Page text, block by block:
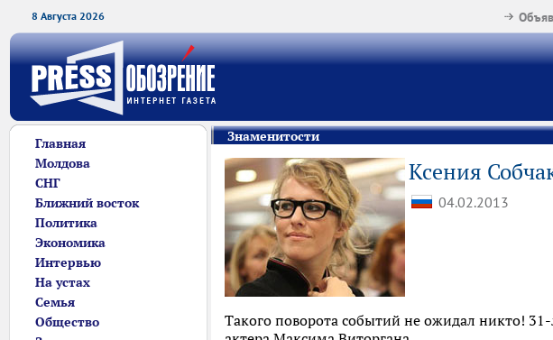
8 Августа 2026
Главная
Молдова
СНГ
Ближний восток
Политика
Экономика
Интервью
На устах
Семья
Общество
Знаменитости
Ксения
04.02.2013
Такого поворота событий не ожидал никто!